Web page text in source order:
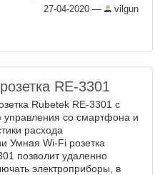
TP-Link Tapo C100 - это
27-04-2020 — vilgun
RE-3301
Rubetek RE-3301 с
управления со смартфона и
расхода
Умная Wi-Fi розетка
позволит удаленно
электроприборы, в